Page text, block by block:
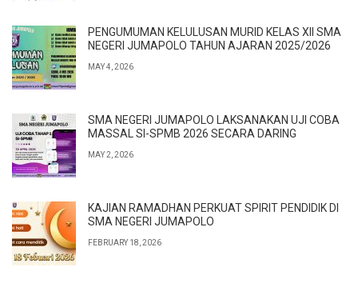
PENGUMUMAN KELULUSAN MURID KELAS XII SMA
NEGERI JUMAPOLO TAHUN AJARAN 2025/2026
MAY 4, 2026
SMA NEGERI JUMAPOLO LAKSANAKAN UJI COBA
MASSAL SI-SPMB 2026 SECARA DARING
MAY 2, 2026
KAJIAN RAMADHAN PERKUAT SPIRIT PENDIDIK DI
SMA NEGERI JUMAPOLO
FEBRUARY 18, 2026